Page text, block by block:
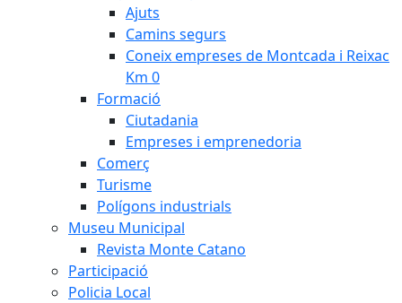
Ajuts
Camins segurs
Coneix empreses de Montcada i Reixac
Km 0
Formació
Ciutadania
Empreses i emprenedoria
Comerç
Turisme
Polígons industrials
Museu Municipal
Revista Monte Catano
Participació
Policia Local